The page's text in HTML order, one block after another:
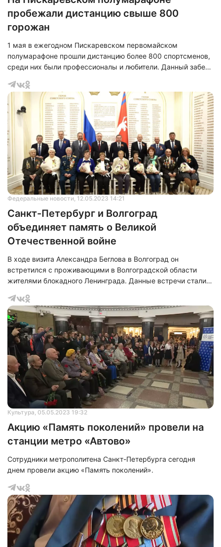
пробежали дистанцию свыше 800
горожан
1 мая в ежегодном Пискаревском первомайском
полумарафоне прошли дистанцию более 800 спортсменов,
среди них были профессионалы и любители. Данный забег
в 5 раз.
Федеральные новости, 12.05.2023 14:21
Санкт-Петербург и Волгоград
объединяет память о Великой
Отечественной войне
В ходе визита Александра Беглова в Волгоград он
встретился с проживающими в Волгоградской области
жителями блокадного Ленинграда. Данные встречи стали
в другие регионы России. В данной встрече еще
участвовали губернатор Волгоградской области Андрей
Бочаров и председатель Законодательного Собрания
Санкт‑Петербурга Александр Бельский.
Культура, 05.05.2023 19:32
Акцию «Память поколений» провели на
станции метро «Автово»
Сотрудники метрополитена Санкт-Петербурга сегодня
днем провели акцию «Память поколений».